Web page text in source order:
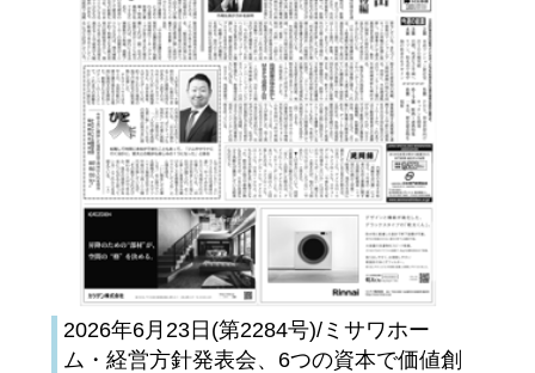
2026年6月23日(第2284号)/ミサワホー
ム・経営方針発表会、6つの資本で価値創